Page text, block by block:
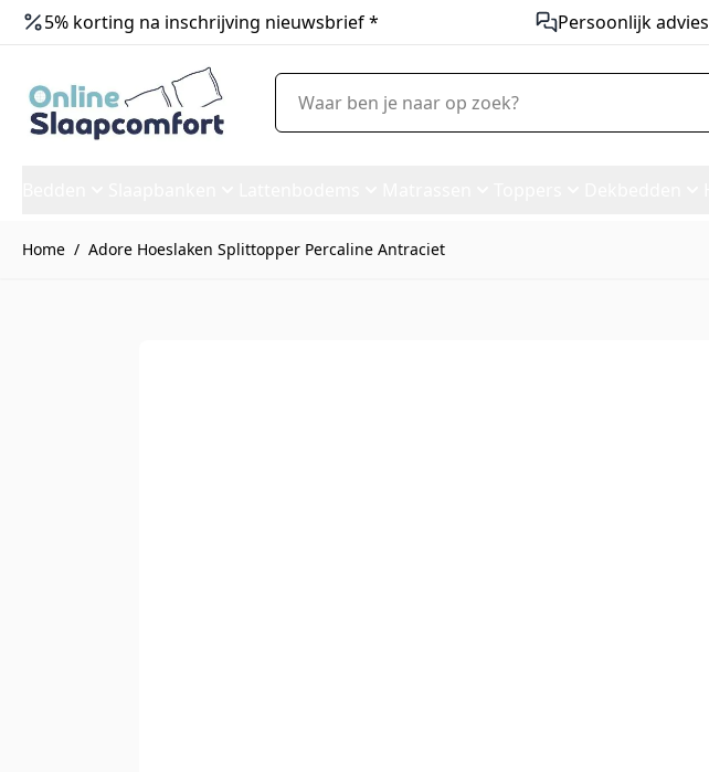
5% korting na inschrijving nieuwsbrief * Persoonlijk advies
Waar ben je naar op zoek?
Home / Adore Hoeslaken Splittopper Percaline Antraciet